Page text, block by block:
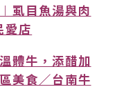
虱目魚湯與肉
愛店
體牛，添醋加
美食／台南牛